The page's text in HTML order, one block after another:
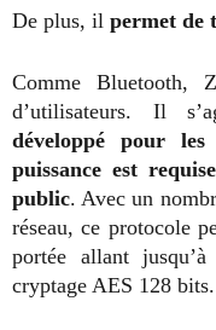
De plus, il permet de
Comme Bluetooth,
d’utilisateurs. Il
développé pour
puissance est
public. Avec un
réseau, ce protocole
portée allant
cryptage AES 128 bits.